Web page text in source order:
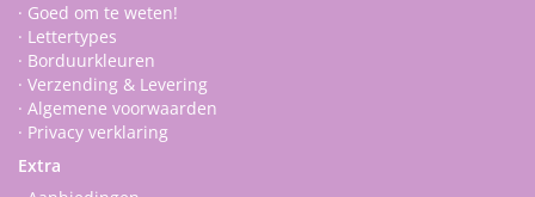
· Goed om te weten!
· Lettertypes
· Borduurkleuren
· Verzending & Levering
· Algemene voorwaarden
· Privacy verklaring
Extra